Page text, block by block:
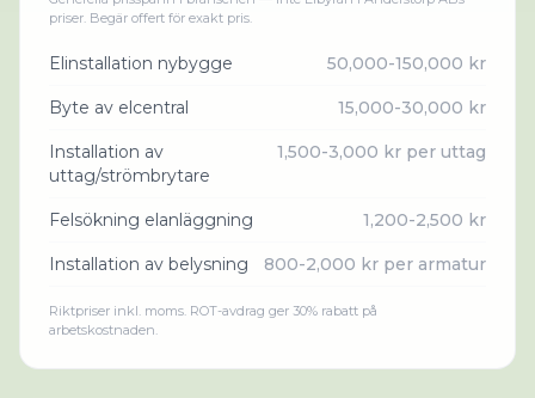
priser. Begär offert för exakt pris.
Elinstallation nybygge 50,000-150,000 kr
Byte av elcentral 15,000-30,000 kr
Installation av
uttag/strömbrytare
1,500-3,000 kr per uttag
Felsökning elanläggning 1,200-2,500 kr
Installation av belysning 800-2,000 kr per armatur
Riktpriser inkl. moms. ROT-avdrag ger 30% rabatt på
arbetskostnaden.